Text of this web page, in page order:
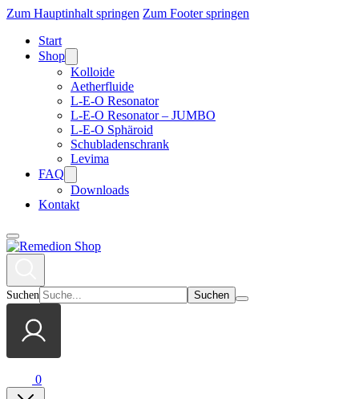
Zum Hauptinhalt springen Zum Footer springen
Start
Shop
Kolloide
Aetherfluide
L-E-O Resonator
L-E-O Resonator – JUMBO
L-E-O Sphäroid
Schubladenschrank
Levima
FAQ
Downloads
Kontakt
Suchen
0